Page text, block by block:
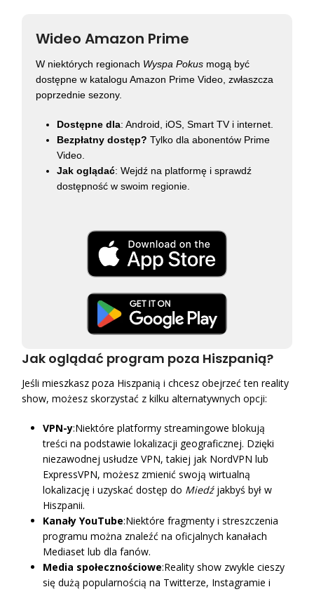
Wideo Amazon Prime
W niektórych regionach Wyspa Pokus mogą być
dostępne w katalogu Amazon Prime Video, zwłaszcza
poprzednie sezony.
Dostępne dla: Android, iOS, Smart TV i internet.
Bezpłatny dostęp? Tylko dla abonentów Prime
Video.
Jak oglądać: Wejdź na platformę i sprawdź
dostępność w swoim regionie.
Jak oglądać program poza Hiszpanią?
Jeśli mieszkasz poza Hiszpanią i chcesz obejrzeć ten reality
show, możesz skorzystać z kilku alternatywnych opcji:
VPN-y:Niektóre platformy streamingowe blokują
treści na podstawie lokalizacji geograficznej. Dzięki
niezawodnej usłudze VPN, takiej jak NordVPN lub
ExpressVPN, możesz zmienić swoją wirtualną
lokalizację i uzyskać dostęp do Miedźjakbyś był w
Hiszpanii.
Kanały YouTube:Niektóre fragmenty i streszczenia
programu można znaleźć na oficjalnych kanałach
Mediaset lub dla fanów.
Media społecznościowe:Reality show zwykle cieszy
się dużą popularnością na Twitterze, Instagramie i